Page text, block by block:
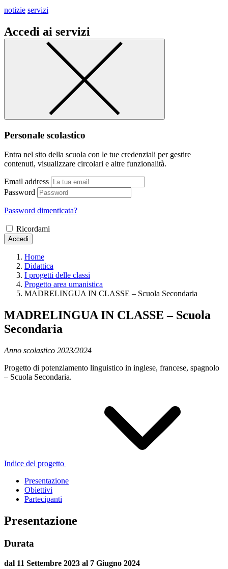
notizie servizi
Accedi ai servizi
Personale scolastico
Entra nel sito della scuola con le tue credenziali per gestire
contenuti, visualizzare circolari e altre funzionalità.
Email address
Password
Password dimenticata?
Ricordami
Accedi
Home
Didattica
I progetti delle classi
Progetto area umanistica
MADRELINGUA IN CLASSE – Scuola Secondaria
MADRELINGUA IN CLASSE – Scuola
Secondaria
Anno scolastico 2023/2024
Progetto di potenziamento linguistico in inglese, francese, spagnolo
– Scuola Secondaria.
Indice del progetto
Presentazione
Obiettivi
Partecipanti
Presentazione
Durata
dal 11 Settembre 2023 al 7 Giugno 2024